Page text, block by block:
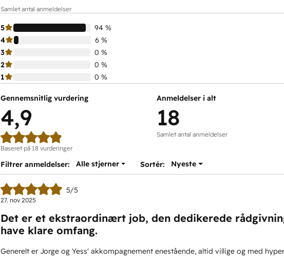
Samlet antal anmeldelser
5
94 %
4
6 %
3
0 %
2
0 %
1
0 %
Gennemsnitlig vurdering
4,9
Baseret på 18 vurderinger
Anmeldelser i alt
18
Samlet antal anmeldelser
Filtrer anmeldelser:
Alle stjerner Sortér: Nyeste
5/5
27. nov 2025
Det er et ekstraordinært job, den dedikerede
have klare omfang.
Generelt er Jorge og Yess' akkompagnement enestående, altid villige og med